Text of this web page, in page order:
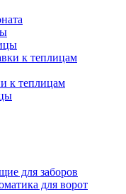
к теплицам
к теплицам
для заборов
для ворот